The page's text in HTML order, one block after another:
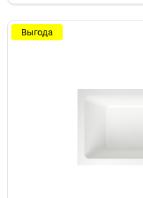
Выгода